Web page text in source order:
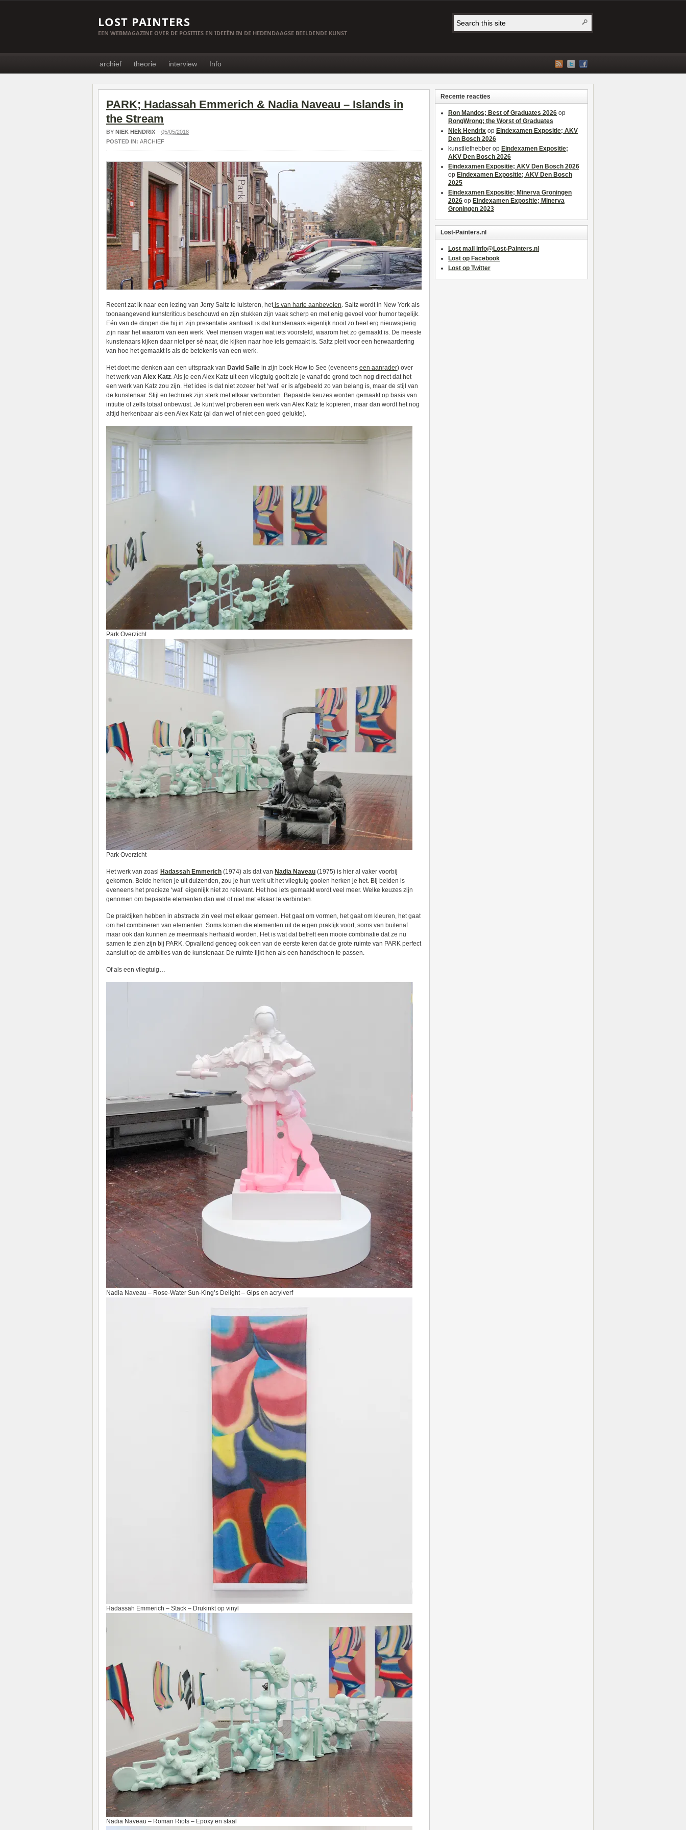
LOST PAINTERS
EEN WEBMAGAZINE OVER DE POSITIES EN IDEEËN IN DE HEDENDAAGSE BEELDENDE KUNST
archief theorie interview Info
PARK; Hadassah Emmerich & Nadia Naveau – Islands in
the Stream
BY NIEK HENDRIX – 05/05/2018
POSTED IN: ARCHIEF
Recent zat ik naar een lezing van Jerry Saltz te luisteren, hetis van harte aanbevolen. Saltz wordt in New York als
toonaangevend kunstcriticus beschouwd en zijn stukken zijn vaak scherp en met enig gevoel voor humor tegelijk.
Eén van de dingen die hij in zijn presentatie aanhaalt is dat kunstenaars eigenlijk nooit zo heel erg nieuwsgierig
zijn naar het waarom van een werk. Veel mensen vragen wat iets voorsteld, waarom het zo gemaakt is. De meeste
kunstenaars kijken daar niet per sé naar, die kijken naar hoe iets gemaakt is. Saltz pleit voor een herwaardering
van hoe het gemaakt is als de betekenis van een werk.
Het doet me denken aan een uitspraak van David Salle in zijn boek How to See (eveneens een aanrader) over
het werk van Alex Katz. Als je een Alex Katz uit een vliegtuig gooit zie je vanaf de grond toch nog direct dat het
een werk van Katz zou zijn. Het idee is dat niet zozeer het ‘wat’ er is afgebeeld zo van belang is, maar de stijl van
de kunstenaar. Stijl en techniek zijn sterk met elkaar verbonden. Bepaalde keuzes worden gemaakt op basis van
intiutie of zelfs totaal onbewust. Je kunt wel proberen een werk van Alex Katz te kopieren, maar dan wordt het nog
altijd herkenbaar als een Alex Katz (al dan wel of niet een goed gelukte).
Park Overzicht
Park Overzicht
Het werk van zoasl Hadassah Emmerich (1974) als dat van Nadia Naveau (1975) is hier al vaker voorbij
gekomen. Beide herken je uit duizenden, zou je hun werk uit het vliegtuig gooien herken je het. Bij beiden is
eveneens het precieze ‘wat’ eigenlijk niet zo relevant. Het hoe iets gemaakt wordt veel meer. Welke keuzes zijn
genomen om bepaalde elementen dan wel of niet met elkaar te verbinden.
De praktijken hebben in abstracte zin veel met elkaar gemeen. Het gaat om vormen, het gaat om kleuren, het gaat
om het combineren van elementen. Soms komen die elementen uit de eigen praktijk voort, soms van buitenaf
maar ook dan kunnen ze meermaals herhaald worden. Het is wat dat betreft een mooie combinatie dat ze nu
samen te zien zijn bij PARK. Opvallend genoeg ook een van de eerste keren dat de grote ruimte van PARK perfect
aansluit op de ambities van de kunstenaar. De ruimte lijkt hen als een handschoen te passen.
Of als een vliegtuig…
Nadia Naveau – Rose-Water Sun-King’s Delight – Gips en acrylverf
Hadassah Emmerich – Stack – Drukinkt op vinyl
Nadia Naveau – Roman Riots – Epoxy en staal
Recente reacties
Ron Mandos; Best of Graduates 2026 op
RongWrong; the Worst of Graduates
Niek Hendrix op Eindexamen Expositie; AKV
Den Bosch 2026
kunstliefhebber op Eindexamen Expositie;
AKV Den Bosch 2026
Eindexamen Expositie; AKV Den Bosch 2026
op Eindexamen Expositie; AKV Den Bosch
2025
Eindexamen Expositie; Minerva Groningen
2026 op Eindexamen Expositie; Minerva
Groningen 2023
Lost-Painters.nl
Lost mail info@Lost-Painters.nl
Lost op Facebook
Lost op Twitter